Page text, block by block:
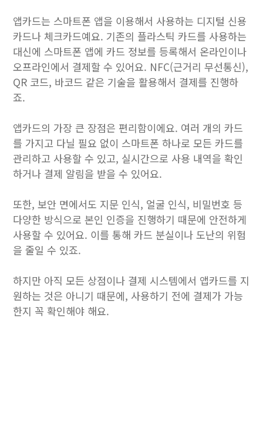
앱카드는 스마트폰 앱을 이용해서 사용하는 디지털 신용
카드나 체크카드예요. 기존의 플라스틱 카드를 사용하는
대신에 스마트폰 앱에 카드 정보를 등록해서 온라인이나
오프라인에서 결제할 수 있어요. NFC(근거리 무선통신),
QR 코드, 바코드 같은 기술을 활용해서 결제를 진행하
죠.
앱카드의 가장 큰 장점은 편리함이에요. 여러 개의 카드
를 가지고 다닐 필요 없이 스마트폰 하나로 모든 카드를
관리하고 사용할 수 있고, 실시간으로 사용 내역을 확인
하거나 결제 알림을 받을 수 있어요.
또한, 보안 면에서도 지문 인식, 얼굴 인식, 비밀번호 등
다양한 방식으로 본인 인증을 진행하기 때문에 안전하게
사용할 수 있어요. 이를 통해 카드 분실이나 도난의 위험
을 줄일 수 있죠.
하지만 아직 모든 상점이나 결제 시스템에서 앱카드를 지
원하는 것은 아니기 때문에, 사용하기 전에 결제가 가능
한지 꼭 확인해야 해요.